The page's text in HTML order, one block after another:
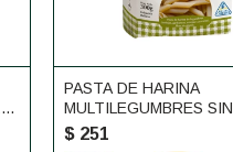
PASTA DE HARINA
MULTILEGUMBRES SIN
GLUTEN CAÑUELAS
$ 251